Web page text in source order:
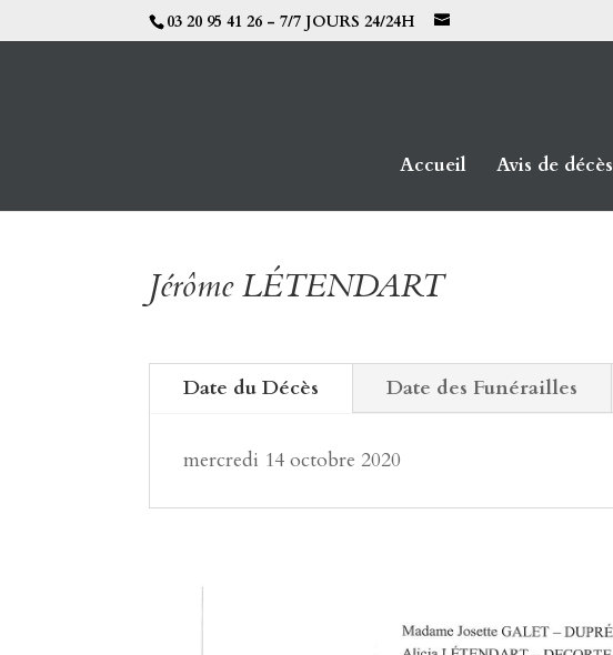
03 20 95 41 26 - 7/7 JOURS 24/24H
Accueil Avis de décès
Jérôme LÉTENDART
Date du Décès Date des Funérailles
mercredi 14 octobre 2020